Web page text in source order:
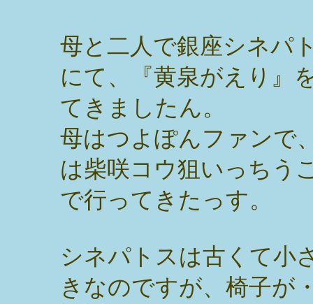
母と二人で銀座シネパ
にて、『黄泉がえり』
てきましたん。
母はつよぽんファンで
は柴咲コウ狙いっちう
で行ってきたっす。
シネパトスは古くて小
きなのですが、椅子が